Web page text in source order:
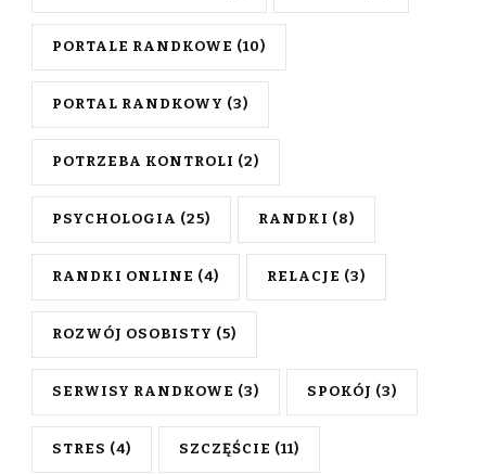
PORTALE RANDKOWE (10)
PORTAL RANDKOWY (3)
POTRZEBA KONTROLI (2)
PSYCHOLOGIA (25) RANDKI (8)
RANDKI ONLINE (4) RELACJE (3)
ROZWÓJ OSOBISTY (5)
SERWISY RANDKOWE (3) SPOKÓJ (3)
STRES (4) SZCZĘŚCIE (11)